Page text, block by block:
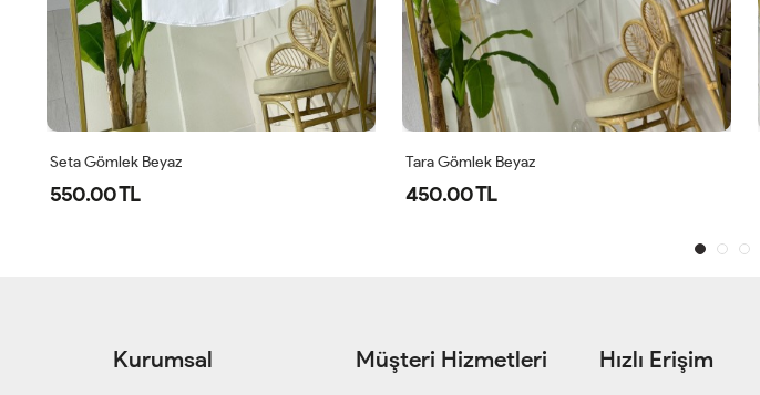
Seta Gömlek Beyaz
550.00 TL
Tara Gömlek Beyaz
450.00 TL
Kurumsal Müşteri Hizmetleri Hızlı Erişim